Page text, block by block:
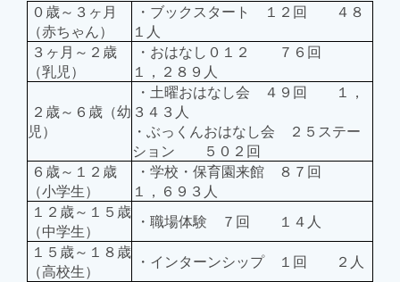
０歳～３ヶ月
（赤ちゃん）
・ブックスタート １２回 ４８
１人
３ヶ月～２歳
（乳児）
・おはなし０１２ ７６回
１，２８９人
２歳～６歳（幼
児）
・土曜おはなし会 ４９回 １，
３４３人
・ぶっくんおはなし会 ２５ステー
ション ５０２回
６歳～１２歳
（小学生）
・学校・保育園来館 ８７回
１，６９３人
１２歳～１５歳
（中学生）
・職場体験 ７回 １４人
１５歳～１８歳
（高校生）
・インターンシップ １回 ２人